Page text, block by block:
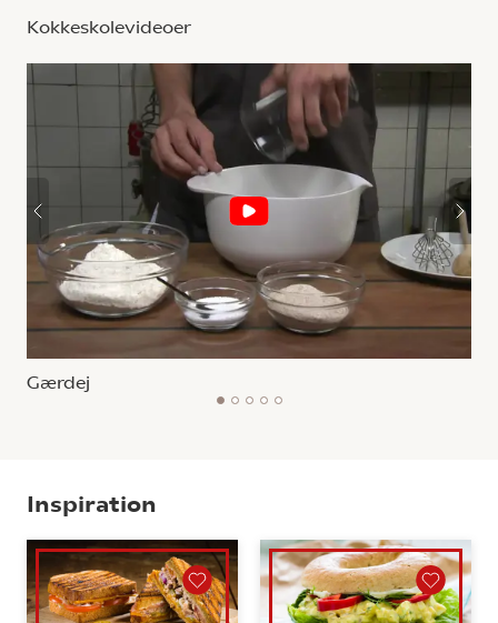
Kokkeskolevideoer
Gærdej
1 2 3 4 5
Inspiration